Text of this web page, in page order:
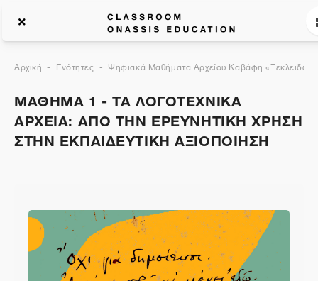
Αρχική Ενότητες Ψηφιακά Μαθήματα Αρχείου Καβάφη
ΜΑΘΗΜΑ 1 - ΤΑ ΛΟΓΟΤΕΧΝΙΚΑ
ΑΡΧΕΙΑ: ΑΠΟ ΤΗΝ ΕΡΕΥΝΗΤΙΚΗ ΧΡΗΣΗ
ΣΤΗΝ ΕΚΠΑΙΔΕΥΤΙΚΗ ΑΞΙΟΠΟΙΗΣΗ